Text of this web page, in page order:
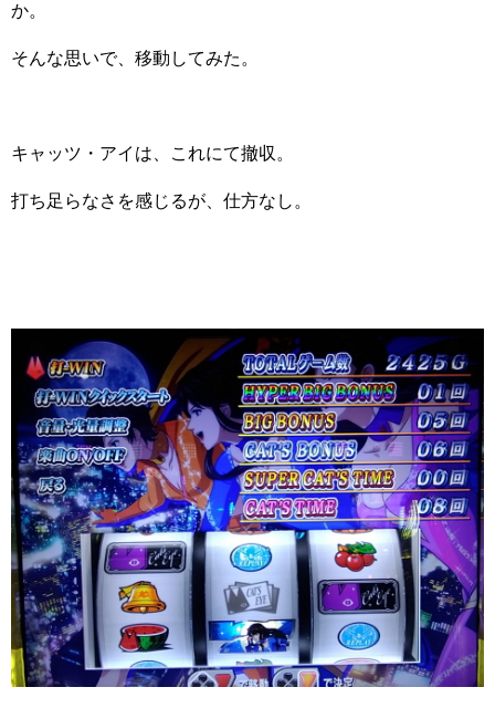
か。
そんな思いで、移動してみた。
キャッツ・アイは、これにて撤収。
打ち足らなさを感じるが、仕方なし。